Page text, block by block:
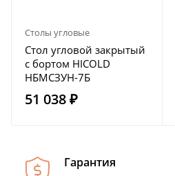
Столы угловые
Стол угловой закрытый
с бортом HICOLD
НБМСЗУН-7Б
51 038 ₽
Гарантия